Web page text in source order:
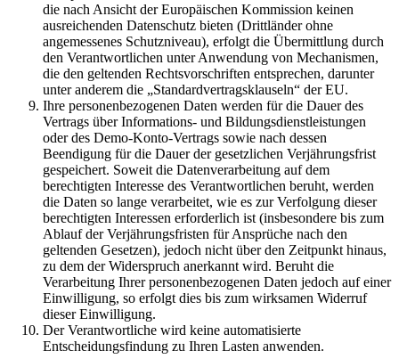
die nach Ansicht der Europäischen Kommission keinen
ausreichenden Datenschutz bieten (Drittländer ohne
angemessenes Schutzniveau), erfolgt die Übermittlung durch
den Verantwortlichen unter Anwendung von Mechanismen,
die den geltenden Rechtsvorschriften entsprechen, darunter
unter anderem die „Standardvertragsklauseln“ der EU.
Ihre personenbezogenen Daten werden für die Dauer des
Vertrags über Informations- und Bildungsdienstleistungen
oder des Demo-Konto-Vertrags sowie nach dessen
Beendigung für die Dauer der gesetzlichen Verjährungsfrist
gespeichert. Soweit die Datenverarbeitung auf dem
berechtigten Interesse des Verantwortlichen beruht, werden
die Daten so lange verarbeitet, wie es zur Verfolgung dieser
berechtigten Interessen erforderlich ist (insbesondere bis zum
Ablauf der Verjährungsfristen für Ansprüche nach den
geltenden Gesetzen), jedoch nicht über den Zeitpunkt hinaus,
zu dem der Widerspruch anerkannt wird. Beruht die
Verarbeitung Ihrer personenbezogenen Daten jedoch auf einer
Einwilligung, so erfolgt dies bis zum wirksamen Widerruf
dieser Einwilligung.
Der Verantwortliche wird keine automatisierte
Entscheidungsfindung zu Ihren Lasten anwenden.